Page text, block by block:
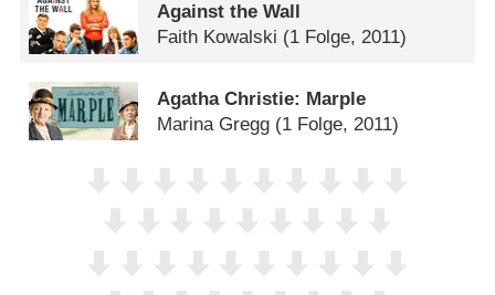
Against the Wall
Faith Kowalski (1 Folge, 2011)
Agatha Christie: Marple
Marina Gregg (1 Folge, 2011)